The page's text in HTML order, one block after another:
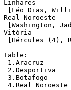
Linhares	  2-0  Desportiva
[Léo Dias,
Real Noroeste	  3-3  São Mateus
[Washington,
Vitória		  6-0  Espírito Santo
[Hércules (4),
Table:
1.Aracruz 		 18 12  3  3  28-14  39  Qualified
2.Desportiva 		 18 10  5  3  36-21  35  Qualified
3.Botafogo 		 18 10  2  6  33-17  32  Qualified
4.Real Noroeste 	 18  7  6  5  32-26  27  Qualified